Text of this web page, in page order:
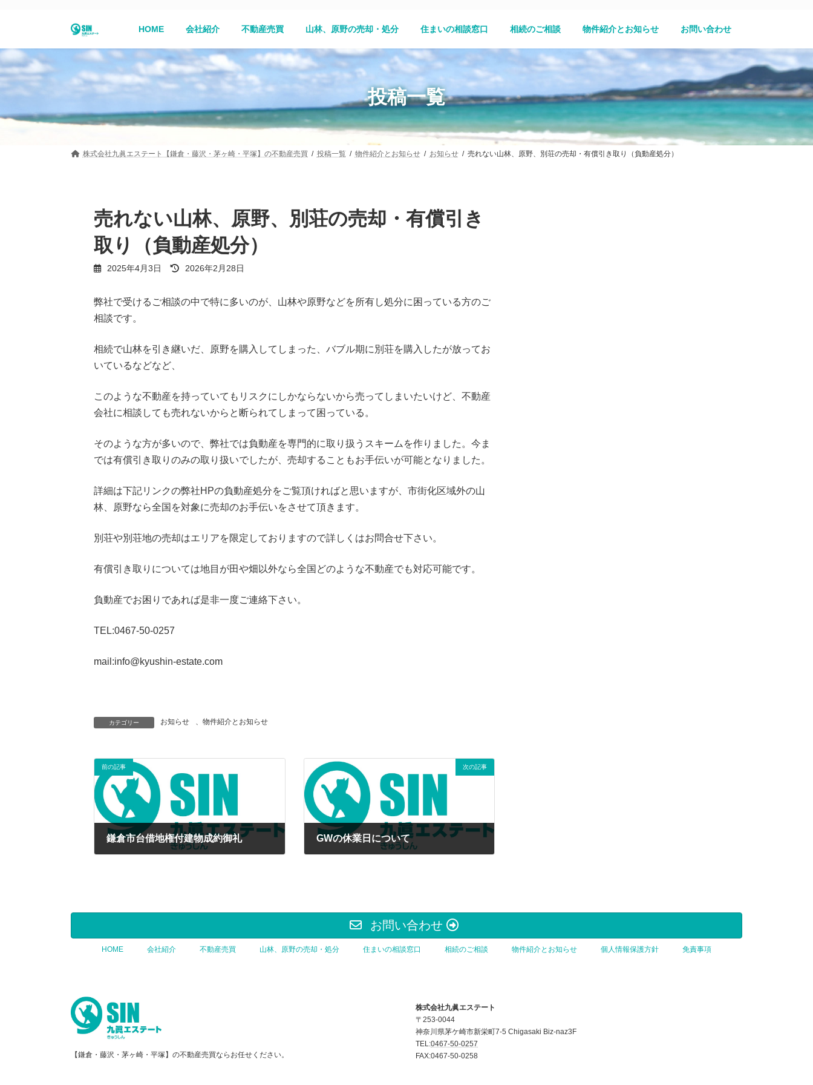
へ
プ
ョ
動
HOME 会社紹介 不動産売買 山林、原野の売却・処分 住まいの相談窓口 相続のご相談 物件紹介とお知らせ お問い合わせ
投稿一覧
株式会社九眞エステート【鎌倉・藤沢・茅ヶ崎・平塚】の不動産売買 投稿一覧 物件紹介とお知らせ お知らせ 売れない山林、原野、別荘の売却・有償引き取り（負動産処分）
売れない山林、原野、別荘の売却・有償引き
取り（負動産処分）
2025年4月3日
最
新
2026年2月28日
弊社で受けるご相談の中で特に多いのが、山林や原野などを所有し処分に困っている方のご
相談です。
相続で山林を引き継いだ、原野を購入してしまった、バブル期に別荘を購入したが放ってお
いているなどなど、
このような不動産を持っていてもリスクにしかならないから売ってしまいたいけど、不動産
会社に相談しても売れないからと断られてしまって困っている。
そのような方が多いので、弊社では負動産を専門的に取り扱うスキームを作りました。今ま
では有償引き取りのみの取り扱いでしたが、売却することもお手伝いが可能となりました。
詳細は下記リンクの弊社HPの負動産処分をご覧頂ければと思いますが、市街化区域外の山
林、原野なら全国を対象に売却のお手伝いをさせて頂きます。
別荘や別荘地の売却はエリアを限定しておりますので詳しくはお問合せ下さい。
有償引き取りについては地目が田や畑以外なら全国どのような不動産でも対応可能です。
負動産でお困りであれば是非一度ご連絡下さい。
TEL:0467-50-0257
mail:info@kyushin-estate.com
カテゴリー お知らせ 、 物件紹介とお知らせ
前の記事
鎌倉市台借地権付建物成約御礼
次の記事
GWの休業日について
お問い合わせ
HOME 会社紹介 不動産売買 山林、原野の売却・処分 住まいの相談窓口 相続のご相談 物件紹介とお知らせ 個人情報保護方針 免責事項
【鎌倉・藤沢・茅ヶ崎・平塚】の不動産売買ならお任せください。
株式会社九眞エステート
〒253-0044
神奈川県茅ケ崎市新栄町7-5 Chigasaki Biz-naz3F
TEL:0467-50-0257
FAX:0467-50-0258